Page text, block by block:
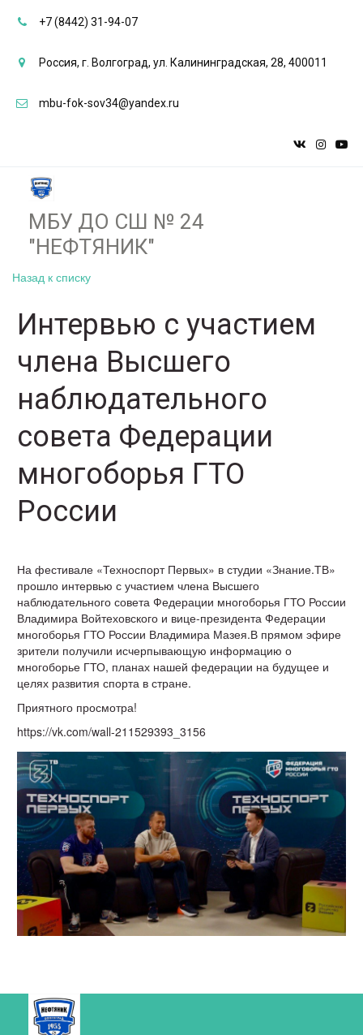
+7 (8442) 31-94-07
Россия, г. Волгоград, ул. Калининградская, 28, 400011
mbu-fok-sov34@yandex.ru
МБУ ДО СШ № 24
"НЕФТЯНИК"­­
Назад к списку
Интервью с участием
члена Высшего
наблюдательного
совета Федерации
многоборья ГТО
России
На фестивале «Техноспорт Первых» в студии «Знание.ТВ»
прошло интервью с участием члена Высшего
наблюдательного совета Федерации многоборья ГТО России
Владимира Войтеховского и вице-президента Федерации
многоборья ГТО России Владимира Мазея.В прямом эфире
зрители получили исчерпывающую информацию о
многоборье ГТО, планах нашей федерации на будущее и
целях развития спорта в стране.
Приятного просмотра!
https://vk.com/wall-211529393_3156